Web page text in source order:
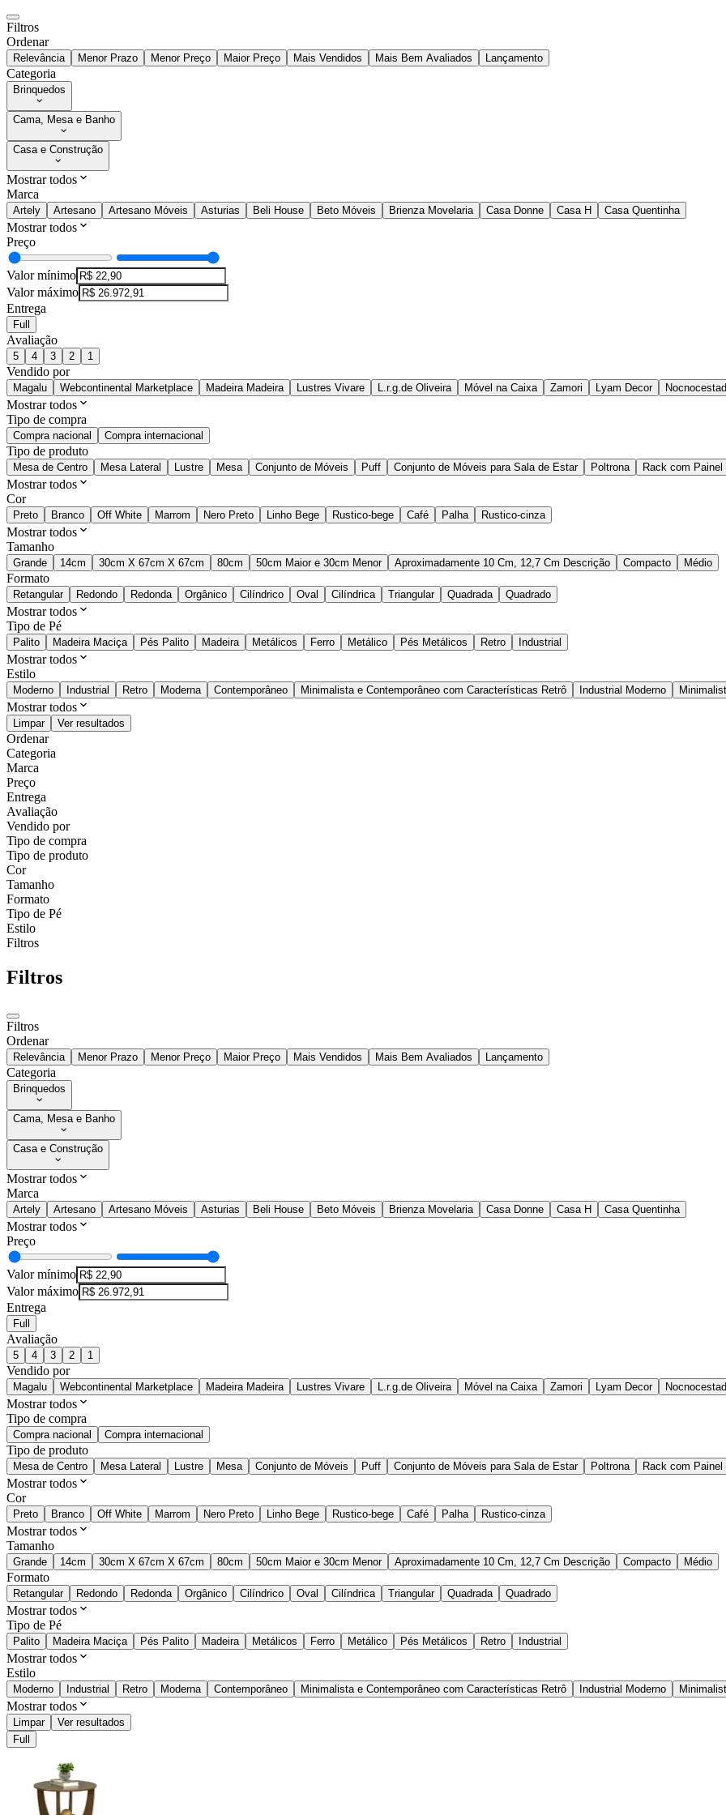
Filtros
Ordenar
Relevância Menor Prazo Menor Preço Maior Preço Mais Vendidos Mais Bem Avaliados Lançamento
Categoria
Brinquedos
Cama, Mesa e Banho
Casa e Construção
Mostrar todos
Marca
Artely Artesano Artesano Móveis Asturias Beli House Beto Móveis Brienza Movelaria Casa Donne Casa H Casa Quentinha
Mostrar todos
Preço
Valor mínimo
Valor máximo
Entrega
Full
Avaliação
5 4 3 2 1
Vendido por
Magalu Webcontinental Marketplace Madeira Madeira Lustres Vivare L.r.g.de Oliveira Móvel na Caixa Zamori Lyam Decor
Mostrar todos
Tipo de compra
Compra nacional Compra internacional
Tipo de produto
Mesa de Centro Mesa Lateral Lustre Mesa Conjunto de Móveis Puff Conjunto de Móveis para Sala de Estar Poltrona Rack com Painel
Mostrar todos
Cor
Preto Branco Off White Marrom Nero Preto Linho Bege Rustico-bege Café Palha Rustico-cinza
Mostrar todos
Tamanho
Grande 14cm 30cm X 67cm X 67cm 80cm 50cm Maior e 30cm Menor Aproximadamente 10 Cm, 12,7 Cm Descrição Compacto Médio
Formato
Retangular Redondo Redonda Orgânico Cilíndrico Oval Cilíndrica Triangular Quadrada Quadrado
Mostrar todos
Tipo de Pé
Palito Madeira Maciça Pés Palito Madeira Metálicos Ferro Metálico Pés Metálicos Retro Industrial
Mostrar todos
Estilo
Moderno Industrial Retro Moderna Contemporâneo Minimalista e Contemporâneo com Características Retrô Industrial Moderno
Mostrar todos
Limpar Ver resultados
Ordenar
Categoria
Marca
Preço
Entrega
Avaliação
Vendido por
Tipo de compra
Tipo de produto
Cor
Tamanho
Formato
Tipo de Pé
Estilo
Filtros
Filtros
Filtros
Ordenar
Relevância Menor Prazo Menor Preço Maior Preço Mais Vendidos Mais Bem Avaliados Lançamento
Categoria
Brinquedos
Cama, Mesa e Banho
Casa e Construção
Mostrar todos
Marca
Artely Artesano Artesano Móveis Asturias Beli House Beto Móveis Brienza Movelaria Casa Donne Casa H Casa Quentinha
Mostrar todos
Preço
Valor mínimo
Valor máximo
Entrega
Full
Avaliação
5 4 3 2 1
Vendido por
Magalu Webcontinental Marketplace Madeira Madeira Lustres Vivare L.r.g.de Oliveira Móvel na Caixa Zamori Lyam Decor
Mostrar todos
Tipo de compra
Compra nacional Compra internacional
Tipo de produto
Mesa de Centro Mesa Lateral Lustre Mesa Conjunto de Móveis Puff Conjunto de Móveis para Sala de Estar Poltrona Rack com Painel
Mostrar todos
Cor
Preto Branco Off White Marrom Nero Preto Linho Bege Rustico-bege Café Palha Rustico-cinza
Mostrar todos
Tamanho
Grande 14cm 30cm X 67cm X 67cm 80cm 50cm Maior e 30cm Menor Aproximadamente 10 Cm, 12,7 Cm Descrição Compacto Médio
Formato
Retangular Redondo Redonda Orgânico Cilíndrico Oval Cilíndrica Triangular Quadrada Quadrado
Mostrar todos
Tipo de Pé
Palito Madeira Maciça Pés Palito Madeira Metálicos Ferro Metálico Pés Metálicos Retro Industrial
Mostrar todos
Estilo
Moderno Industrial Retro Moderna Contemporâneo Minimalista e Contemporâneo com Características Retrô Industrial Moderno
Mostrar todos
Limpar
Ver resultados
Full